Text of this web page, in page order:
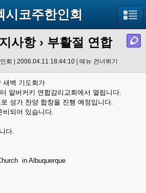
시코주한인회
사항› 부활절 연합
회 | 2006.04.11 18:44:10 | 메뉴 건너뛰기
새벽 기도회가
알버커키 연합감리교회에서 열립니다.
성가 찬양 합창을 진행 예정입니다.
비되어 있습니다.
다.
in Albuquerque